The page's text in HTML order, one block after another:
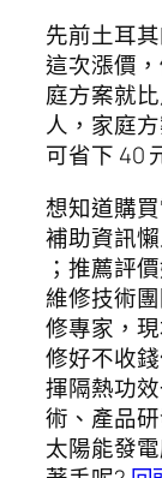
先前土耳
這次漲價
庭方案就
人，家庭
可省下 40
想知道購
補助資訊
；推薦評
維修技術
修專家，
修好不收
揮隔熱功
術、產品
太陽能發